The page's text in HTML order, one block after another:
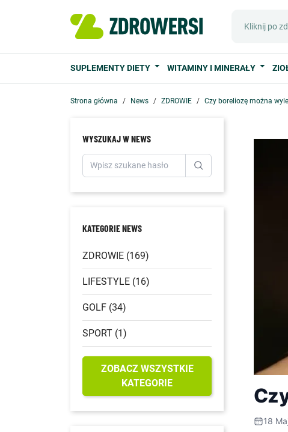
SUPLEMENTY DIETY WITAMINY I MINERAŁY
Strona główna News ZDROWIE Czy boreliozę można
WYSZUKAJ W NEWS
KATEGORIE NEWS
ZDROWIE (169)
LIFESTYLE (16)
GOLF (34)
SPORT (1)
ZOBACZ WSZYSTKIE
KATEGORIE
18